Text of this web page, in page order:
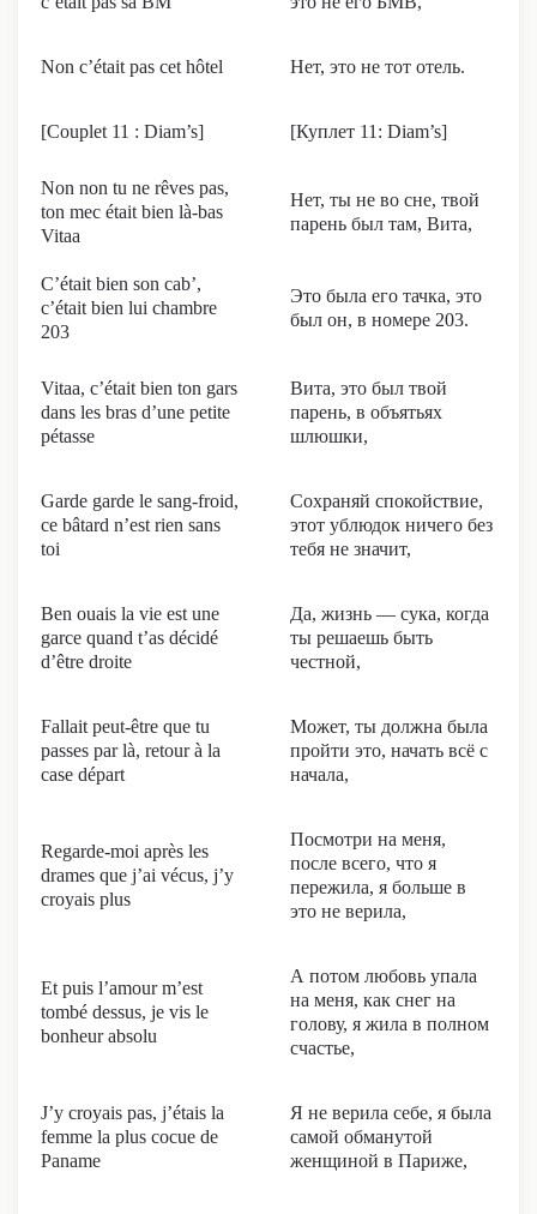
Non c’était pas cet hôtel Нет, это не тот отель.
[Couplet 11 : Diam’s] [Куплет 11: Diam’s]
Non non tu ne rêves pas,
ton mec était bien là-bas
Vitaa
Нет, ты не во сне, твой
парень был там, Вита,
C’était bien son cab’,
c’était bien lui chambre
203
Это была его тачка, это
был он, в номере 203.
Vitaa, c’était bien ton gars
dans les bras d’une petite
pétasse
Вита, это был твой
парень, в объятьях
шлюшки,
Garde garde le sang-froid,
ce bâtard n’est rien sans
toi
Сохраняй спокойствие,
этот ублюдок ничего без
тебя не значит,
Ben ouais la vie est une
garce quand t’as décidé
d’être droite
Да, жизнь — сука, когда
ты решаешь быть
честной,
Fallait peut-être que tu
passes par là, retour à la
case départ
Может, ты должна была
пройти это, начать всё с
начала,
Regarde-moi après les
drames que j’ai vécus, j’y
croyais plus
Посмотри на меня,
после всего, что я
пережила, я больше в
это не верила,
Et puis l’amour m’est
tombé dessus, je vis le
bonheur absolu
А потом любовь упала
на меня, как снег на
голову, я жила в полном
счастье,
J’y croyais pas, j’étais la
femme la plus cocue de
Paname
Я не верила себе, я была
самой обманутой
женщиной в Париже,